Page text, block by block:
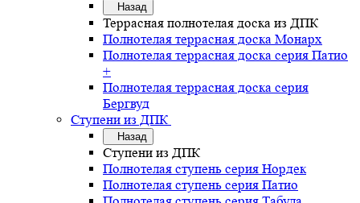
Назад
Террасная полнотелая доска из ДПК
Полнотелая террасная доска Монарх
Полнотелая террасная доска серия Патио
+
Полнотелая террасная доска серия
Бергвуд
Ступени из ДПК
Назад
Ступени из ДПК
Полнотелая ступень серия Нордек
Полнотелая ступень серия Патио